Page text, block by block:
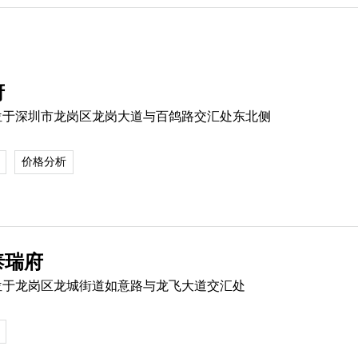
深圳市龙岗区龙岗大道与百鸽路交汇处东北侧
价格分析
瑞府
龙岗区龙城街道如意路与龙飞大道交汇处